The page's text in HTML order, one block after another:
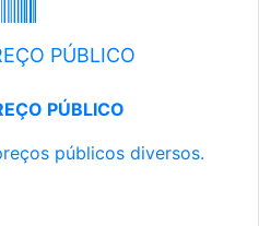
PÚBLICO
PÚBLICO
públicos diversos.